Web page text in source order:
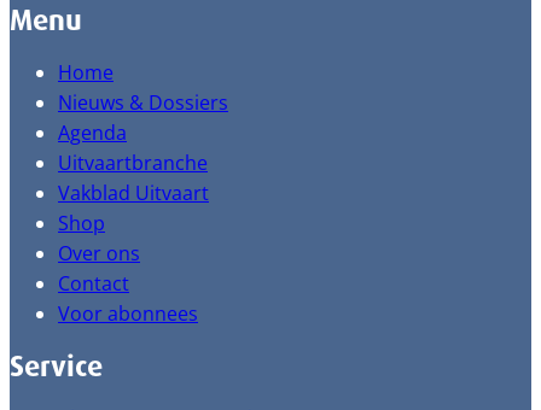
Menu
Home
Nieuws & Dossiers
Agenda
Uitvaartbranche
Vakblad Uitvaart
Shop
Over ons
Contact
Voor abonnees
Service